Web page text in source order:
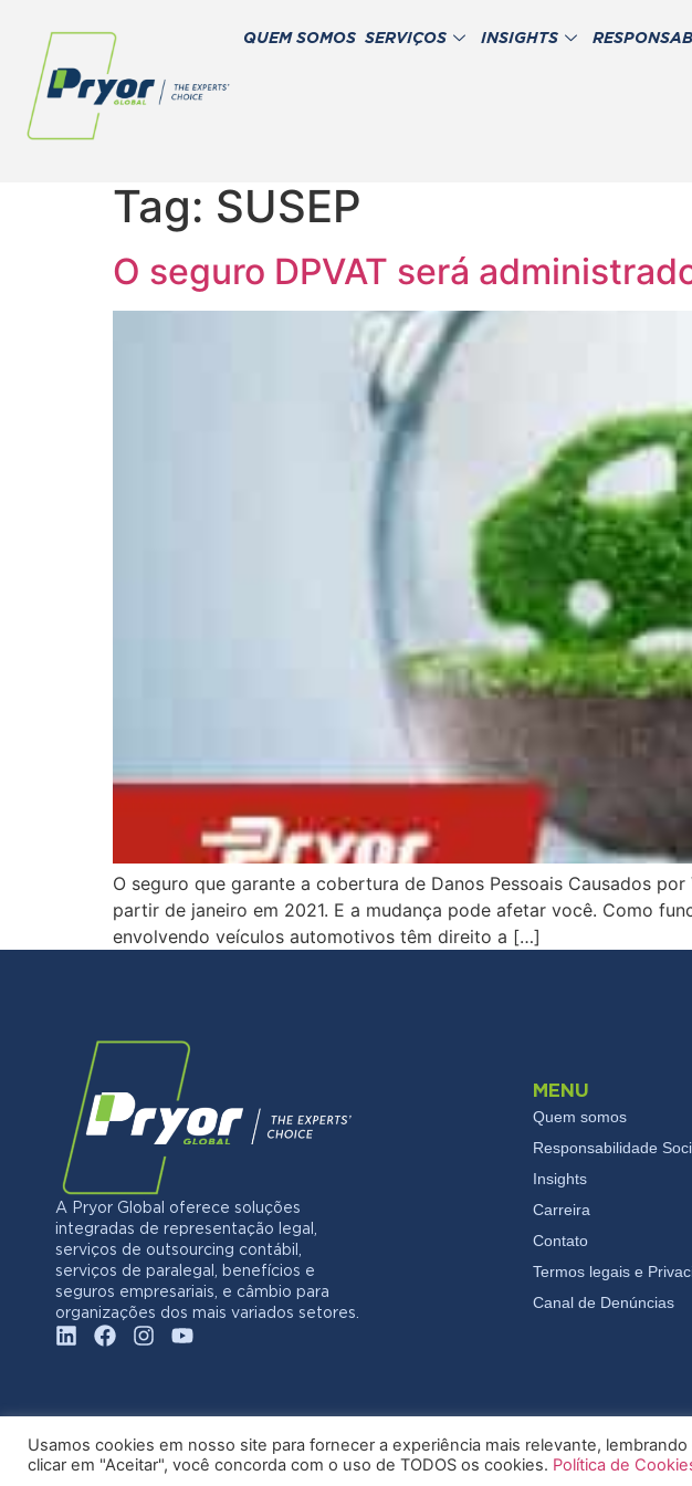
QUEM SOMOS SERVIÇOS INSIGHTS
Tag: SUSEP
O seguro DPVAT será
O seguro que garante a cobertura de Danos Pessoais Causados
partir de janeiro em 2021. E a mudança pode afetar você. Como
envolvendo veículos automotivos têm direito a […]
A Pryor Global oferece soluções
integradas de representação legal,
serviços de outsourcing contábil,
serviços de paralegal, benefícios e
seguros empresariais, e câmbio para
organizações dos mais variados setores.
MENU
Quem somos
Responsabilidade
Insights
Carreira
Contato
Termos legais e
Canal de Denúncias
© 2026 Pryor - Todos os
Usamos cookies em nosso site para fornecer a experiência mais relevante,
clicar em "Aceitar", você concorda com o uso de TODOS os cookies. Política de